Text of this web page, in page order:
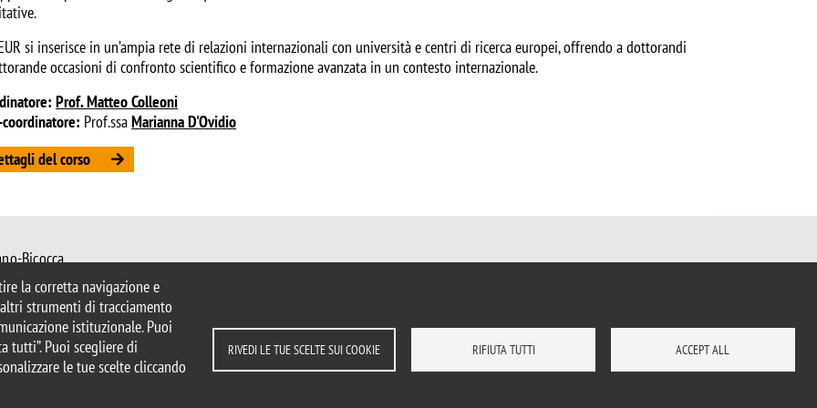
la corretta navigazione e
strumenti di tracciamento
istituzionale. Puoi
tutti”. Puoi scegliere di
le tue scelte cliccando
RIVEDI LE TUE SCELTE SUI COOKIE RIFIUTA TUTTI ACCEPT ALL
si inserisce in un’ampia rete di relazioni internazionali con università e centri di ricerca europei, offrendo a dottorandi
occasioni di confronto scientifico e formazione avanzata in un contesto internazionale.
Prof. Matteo Colleoni
Prof.ssaMarianna D'Ovidio
del corso
Bicocca
Dichiarazione di accessibilità
DOVE SIAMO MAPPA DEL SITO